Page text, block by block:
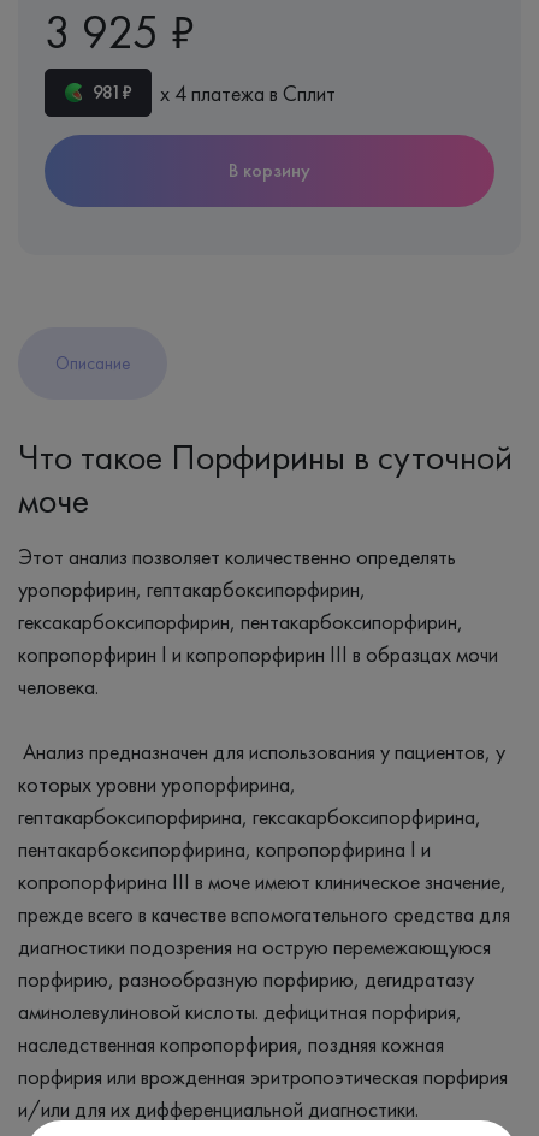
3 925 ₽
981₽ х 4 платежа в Сплит
В корзину
Описание
Что такое Порфирины в суточной
моче
Этот анализ позволяет количественно определять
уропорфирин, гептакарбоксипорфирин,
гексакарбоксипорфирин, пентакарбоксипорфирин,
копропорфирин I и копропорфирин III в образцах мочи
человека.
Анализ предназначен для использования у пациентов, у
которых уровни уропорфирина,
гептакарбоксипорфирина, гексакарбоксипорфирина,
пентакарбоксипорфирина, копропорфирина I и
копропорфирина III в моче имеют клиническое значение,
прежде всего в качестве вспомогательного средства для
диагностики подозрения на острую перемежающуюся
порфирию, разнообразную порфирию, дегидратазу
аминолевулиновой кислоты. дефицитная порфирия,
наследственная копропорфирия, поздняя кожная
порфирия или врожденная эритропоэтическая порфирия
и/или для их дифференциальной диагностики.